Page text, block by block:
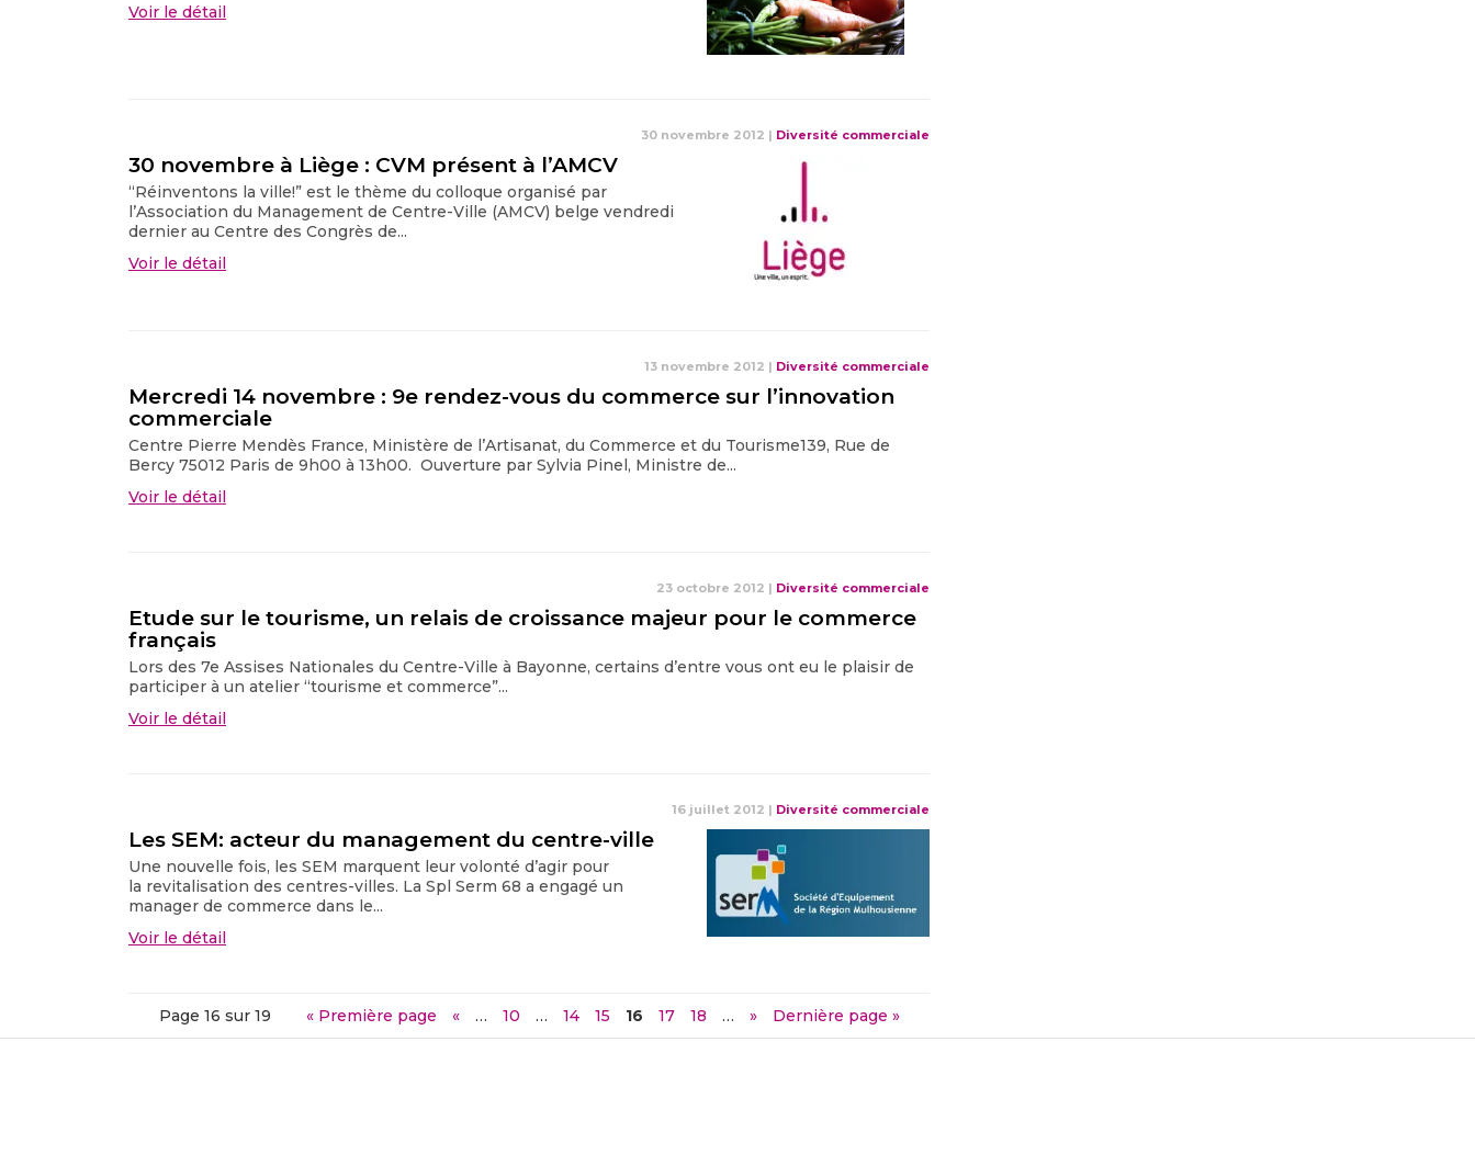
Voir le détail
30 novembre 2012 | Diversité commerciale
30 novembre à Liège : CVM présent à l’AMCV
“Réinventons la ville!” est le thème du colloque organisé par
l’Association du Management de Centre-Ville (AMCV) belge vendredi
dernier au Centre des Congrès de...
Voir le détail
13 novembre 2012 | Diversité commerciale
Mercredi 14 novembre : 9e rendez-vous du commerce sur l’innovation
commerciale
Centre Pierre Mendès France, Ministère de l’Artisanat, du Commerce et du Tourisme139, Rue de
Bercy 75012 Paris de 9h00 à 13h00. Ouverture par Sylvia Pinel, Ministre de...
Voir le détail
23 octobre 2012 | Diversité commerciale
Etude sur le tourisme, un relais de croissance majeur pour le commerce
français
Lors des 7e Assises Nationales du Centre-Ville à Bayonne, certains d’entre vous ont eu le plaisir de
participer à un atelier “tourisme et commerce”...
Voir le détail
16 juillet 2012 | Diversité commerciale
Les SEM: acteur du management du centre-ville
Une nouvelle fois, les SEM marquent leur volonté d’agir pour
la revitalisation des centres-villes. La Spl Serm 68 a engagé un
manager de commerce dans le...
Voir le détail
Page 16 sur 19 « Première page « … 10 … 14 15 16 17 18 … » Dernière page »